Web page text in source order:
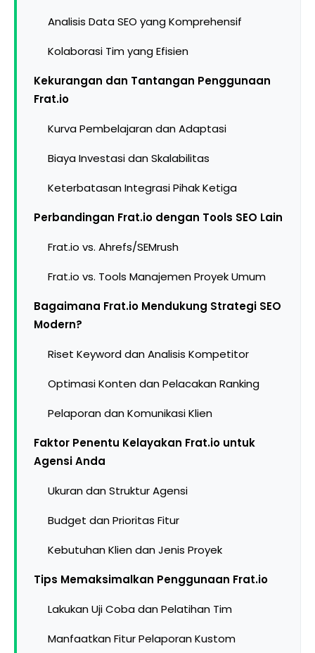
Analisis Data SEO yang Komprehensif
Kolaborasi Tim yang Efisien
Kekurangan dan Tantangan Penggunaan
Frat.io
Kurva Pembelajaran dan Adaptasi
Biaya Investasi dan Skalabilitas
Keterbatasan Integrasi Pihak Ketiga
Perbandingan Frat.io dengan Tools SEO Lain
Frat.io vs. Ahrefs/SEMrush
Frat.io vs. Tools Manajemen Proyek Umum
Bagaimana Frat.io Mendukung Strategi SEO
Modern?
Riset Keyword dan Analisis Kompetitor
Optimasi Konten dan Pelacakan Ranking
Pelaporan dan Komunikasi Klien
Faktor Penentu Kelayakan Frat.io untuk
Agensi Anda
Ukuran dan Struktur Agensi
Budget dan Prioritas Fitur
Kebutuhan Klien dan Jenis Proyek
Tips Memaksimalkan Penggunaan Frat.io
Lakukan Uji Coba dan Pelatihan Tim
Manfaatkan Fitur Pelaporan Kustom